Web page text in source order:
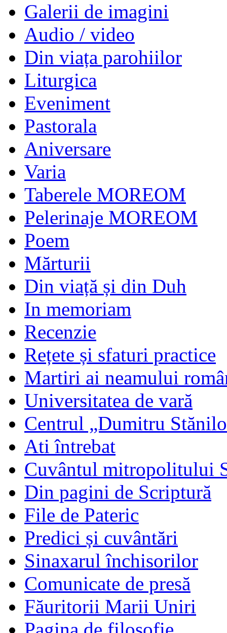
Galerii de imagini
Audio / video
Din viața parohiilor
Liturgica
Eveniment
Pastorala
Aniversare
Varia
Taberele MOREOM
Pelerinaje MOREOM
Poem
Mărturii
Din viață și din Duh
In memoriam
Recenzie
Rețete și sfaturi practice
Martiri ai neamului
Universitatea de vară
Centrul „Dumitru
Ati întrebat
Cuvântul mitropolitului
Din pagini de Scriptură
File de Pateric
Predici și cuvântări
Sinaxarul închisorilor
Comunicate de presă
Făuritorii Marii Uniri